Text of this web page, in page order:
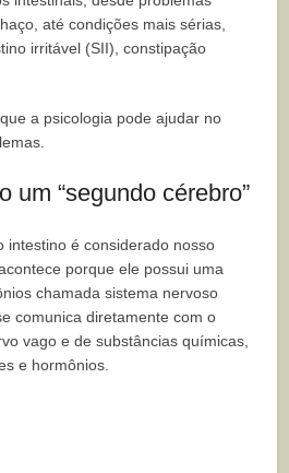
até condições mais sérias,
irritável (SII), constipação
a psicologia pode ajudar no
um “segundo cérebro”
intestino é considerado nosso
porque ele possui uma
chamada sistema nervoso
comunica diretamente com o
vago e de substâncias químicas,
e hormônios.